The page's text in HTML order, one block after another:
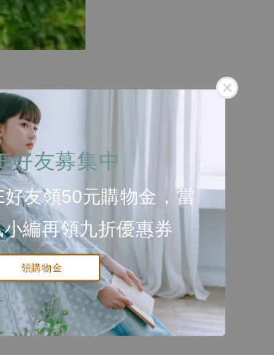
好友募集中
友領50元購物金，當
小編再領九折優惠券
領購物金